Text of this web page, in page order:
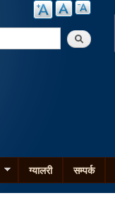
ग्यालरी सम्पर्क